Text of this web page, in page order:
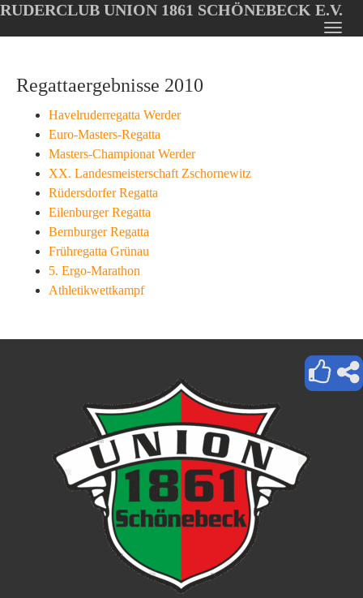
Oops, an error occurred! Code: 20260806153211b0e9fc64
main
RUDERCLUB UNION 1861 SCHÖNEBECK E.V.
Regattaergebnisse 2010
Havelruderregatta Werder
Euro-Masters-Regatta
Masters-Championat Werder
XX. Landesmeisterschaft Zschornewitz
Rüdersdorfer Regatta
Eilenburger Regatta
Bernburger Regatta
Frühregatta Grünau
5. Ergo-Marathon
Athletikwettkampf